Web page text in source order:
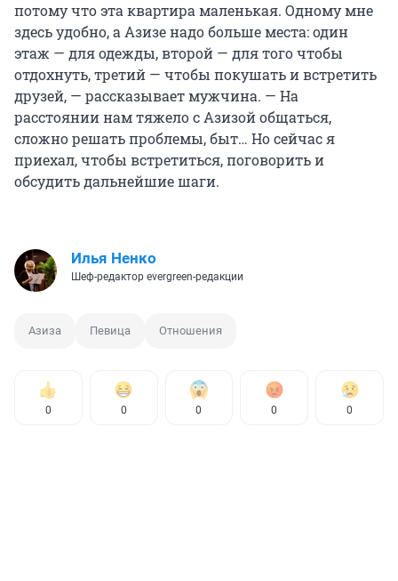
потому что эта квартира маленькая. Одному мне
здесь удобно, а Азизе надо больше места: один
этаж — для одежды, второй — для того чтобы
отдохнуть, третий — чтобы покушать и встретить
друзей, — рассказывает мужчина. — На
расстоянии нам тяжело с Азизой общаться,
сложно решать проблемы, быт… Но сейчас я
приехал, чтобы встретиться, поговорить и
обсудить дальнейшие шаги.
Илья Ненко
Шеф-редактор evergreen-редакции
Азиза Певица Отношения
0 0 0 0 0